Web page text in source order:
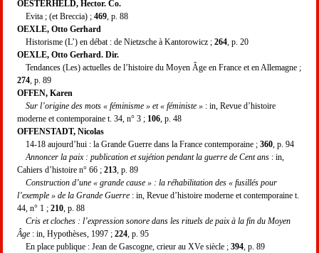
OESTERHELD, Hector. Co.
Evita ; (et Breccia) ; 469 , p. 88
OEXLE, Otto Gerhard
Historisme (L’) en débat : de Nietzsche à Kantorowicz ; 264 , p. 20
OEXLE, Otto Gerhard. Dir.
Tendances (Les) actuelles de l’histoire du Moyen Âge en France et en Allemagne ;
274 , p. 89
OFFEN, Karen
Sur l’origine des mots « féminisme » et « féministe » : in, Revue d’histoire
moderne et contemporaine t. 34, n° 3 ; 106 , p. 48
OFFENSTADT, Nicolas
14-18 aujourd’hui : la Grande Guerre dans la France contemporaine ; 360 , p. 94
Annoncer la paix : publication et sujétion pendant la guerre de Cent ans : in,
Cahiers d’histoire n° 66 ; 213 , p. 89
Construction d’une « grande cause » : la réhabilitation des « fusillés pour
l’exemple » de la Grande Guerre : in, Revue d’histoire moderne et contemporaine t.
44, n° 1 ; 210 , p. 88
Cris et cloches : l’expression sonore dans les rituels de paix à la fin du Moyen
Âge : in, Hypothèses, 1997 ; 224 , p. 95
En place publique : Jean de Gascogne, crieur au XVe siècle ; 394 , p. 89